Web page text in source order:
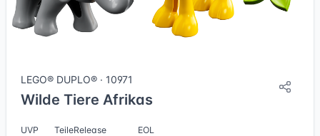
LEGO® DUPLO® · 10971
Wilde Tiere Afrikas
UVP TeileRelease EOL